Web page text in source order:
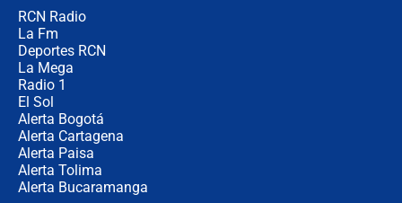
RCN Radio
La Fm
Deportes RCN
La Mega
Radio 1
El Sol
Alerta Bogotá
Alerta Cartagena
Alerta Paisa
Alerta Tolima
Alerta Bucaramanga